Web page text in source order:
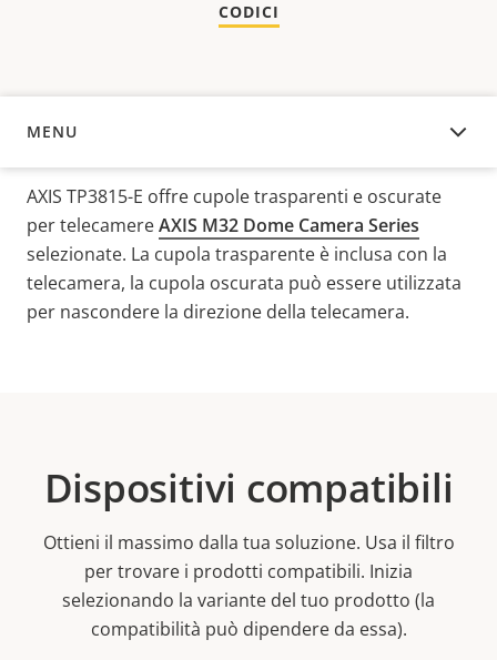
CODICI
MENU
PANORAMICA
AXIS TP3815-E offre cupole trasparenti e oscurate
per telecamereAXIS M32 Dome Camera Series
selezionate. La cupola trasparente è inclusa con la
telecamera, la cupola oscurata può essere utilizzata
per nascondere la direzione della telecamera.
Dispositivi compatibili
Ottieni il massimo dalla tua soluzione. Usa il filtro
per trovare i prodotti compatibili. Inizia
selezionando la variante del tuo prodotto (la
compatibilità può dipendere da essa).